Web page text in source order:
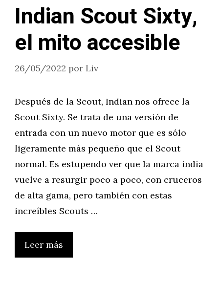
Indian Scout Sixty,
el mito accesible
26/05/2022 por Liv
Después de la Scout, Indian nos ofrece la
Scout Sixty. Se trata de una versión de
entrada con un nuevo motor que es sólo
ligeramente más pequeño que el Scout
normal. Es estupendo ver que la marca india
vuelve a resurgir poco a poco, con cruceros
de alta gama, pero también con estas
increíbles Scouts …
Leer más